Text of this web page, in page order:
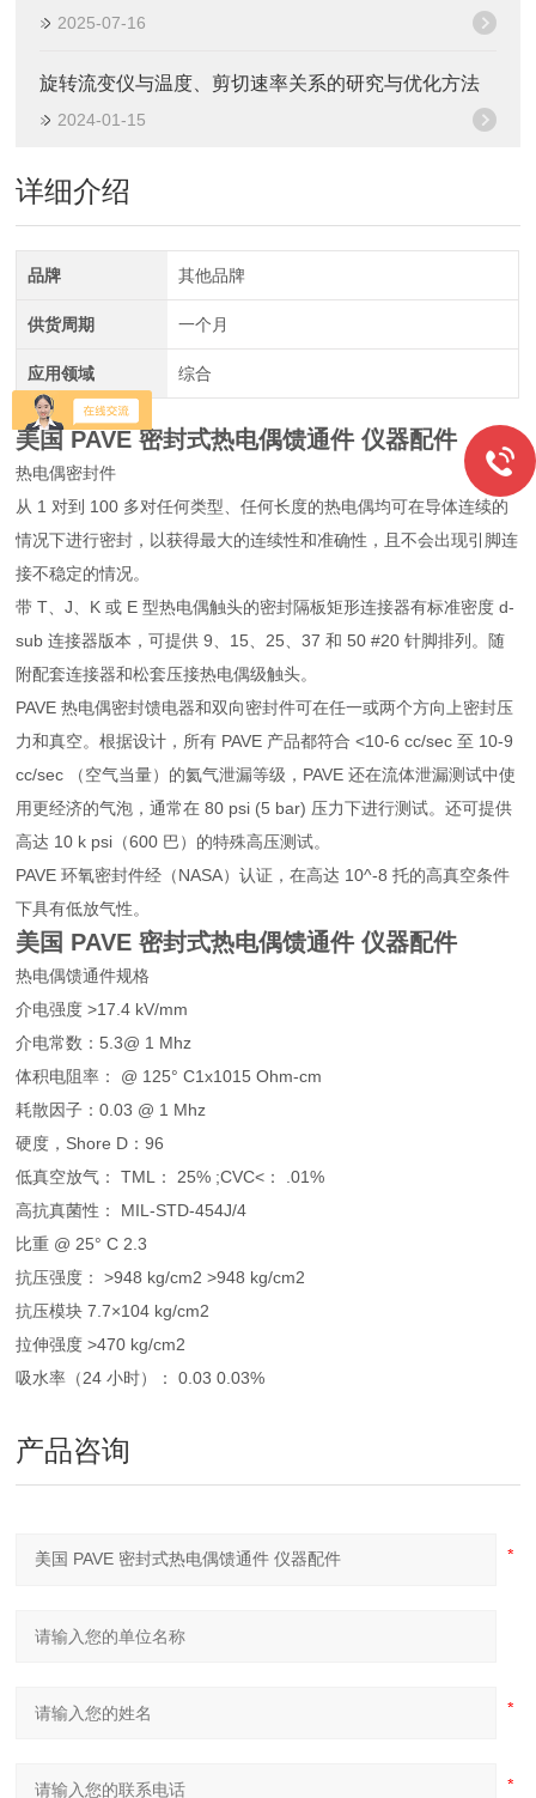
2025-07-16
旋转流变仪与温度、剪切速率关系的研究与优化方法
2024-01-15
详细介绍
品牌 其他品牌
供货周期 一个月
应用领域 综合
美国 PAVE 密封式热电偶馈通件 仪器配件
热电偶密封件
从 1 对到 100 多对任何类型、任何长度的热电偶均可在导体连续的
情况下进行密封，以获得最大的连续性和准确性，且不会出现引脚连
接不稳定的情况。
带 T、J、K 或 E 型热电偶触头的密封隔板矩形连接器有标准密度 d-
sub 连接器版本，可提供 9、15、25、37 和 50 #20 针脚排列。随
附配套连接器和松套压接热电偶级触头。
PAVE 热电偶密封馈电器和双向密封件可在任一或两个方向上密封压
力和真空。根据设计，所有 PAVE 产品都符合 <10-6 cc/sec 至 10-9
cc/sec （空气当量）的氦气泄漏等级，PAVE 还在流体泄漏测试中使
用更经济的气泡，通常在 80 psi (5 bar) 压力下进行测试。还可提供
高达 10 k psi（600 巴）的特殊高压测试。
PAVE 环氧密封件经（NASA）认证，在高达 10^-8 托的高真空条件
下具有低放气性。
美国 PAVE 密封式热电偶馈通件 仪器配件
热电偶馈通件规格
介电强度 >17.4 kV/mm
介电常数：5.3@ 1 Mhz
体积电阻率： @ 125° C1x1015 Ohm-cm
耗散因子：0.03 @ 1 Mhz
硬度，Shore D：96
低真空放气： TML： 25% ;CVC<： .01%
高抗真菌性： MIL-STD-454J/4
比重 @ 25° C 2.3
抗压强度： >948 kg/cm2 >948 kg/cm2
抗压模块 7.7×104 kg/cm2
拉伸强度 >470 kg/cm2
吸水率（24 小时）： 0.03 0.03%
产品咨询